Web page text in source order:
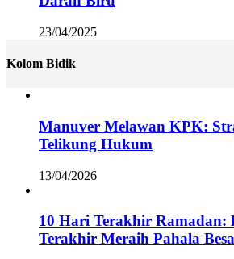
23/04/2025
Kolom Bidik
Manuver Melawan KPK:
Telikung Hukum
13/04/2026
10 Hari Terakhir Ramadan:
Terakhir Meraih Pahala